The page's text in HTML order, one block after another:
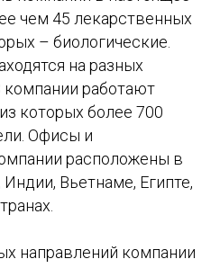
чем 45 лекарственных
– биологические.
на разных
компании работают
которых более 700
Офисы и
расположены в
Вьетнаме, Египте,
направлений компании